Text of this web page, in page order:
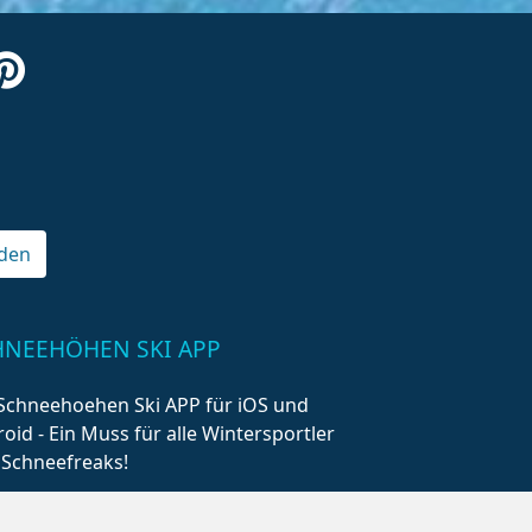
SKI APP
Ski APP für iOS und
- Ein Muss für alle Wintersportler